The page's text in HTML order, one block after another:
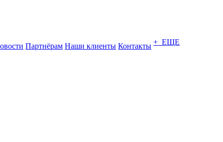
Партнёрам Наши клиенты Контакты + ЕЩЕ